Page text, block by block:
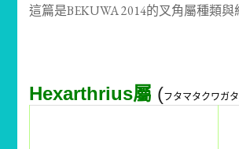
這篇是BEKUWA 2014的叉角屬種類與
Hexarthrius屬 (フタマタクワガタ